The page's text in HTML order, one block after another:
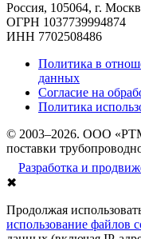
Россия, 105064, г.
ОГРН 1037739994874
ИНН 7702508486
Политика в
данных
Согласие на
Политика
© 2003–2026. ООО
поставки
Разработка и
✖
Продолжая
использование файлов